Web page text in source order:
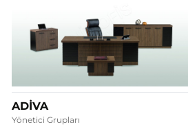
ADİVA
Yönetici Grupları